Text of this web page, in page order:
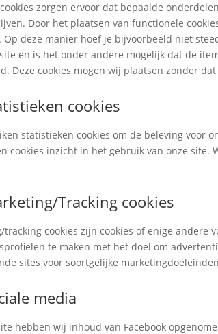
zorgen ervoor dat bepaalde
Door het plaatsen van functionele
Op deze manier hoef je bijvoorbeeld niet
en is het onder andere mogelijk dat de
Deze cookies mogen wij plaatsen zonder
cookies
statistieken cookies om de beleving voor
cookies inzicht in het gebruik van onze site.
Tracking cookies
tracking cookies zijn cookies of enige andere
te maken met het doel om
sites voor soortgelijke
media
hebben wij inhoud van Facebook